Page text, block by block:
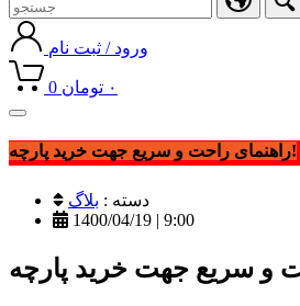
ورود / ثبت نام
0 ۰ تومان
Toggle
navigation
راهنمای راحت و سریع جهت خرید پارچه!
دسته : بلاگ
1400/04/19 | 9:00